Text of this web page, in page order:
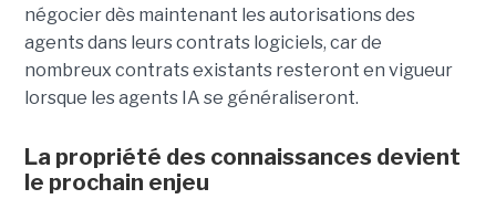
négocier dès maintenant les autorisations des
agents dans leurs contrats logiciels, car de
nombreux contrats existants resteront en vigueur
lorsque les agents IA se généraliseront.
La propriété des connaissances devient
le prochain enjeu